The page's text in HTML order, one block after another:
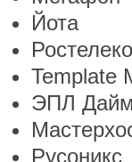
Йота
Template
ЭПЛ
Русоникс